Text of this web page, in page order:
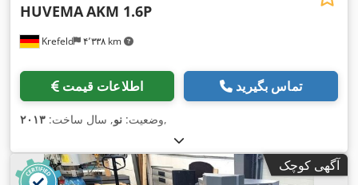
Krefeld ۴٬۳۳۸ km
HUVEMAAKM 1.6P
اطلاعات قیمت تماس بگیرید
وضعیت: نو, سال ساخت: ۲۰۱۳ ,
آگهی کوچک